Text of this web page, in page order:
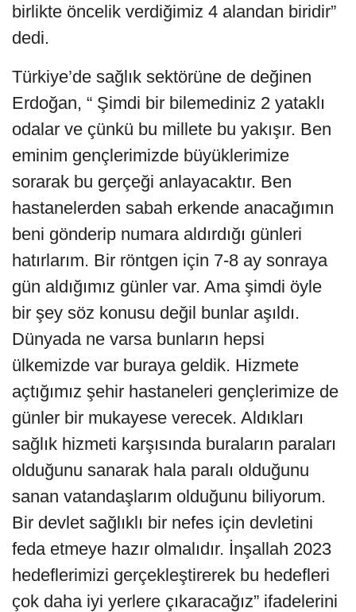
birlikte öncelik verdiğimiz 4 alandan biridir”
dedi.
Türkiye’de sağlık sektörüne de değinen
Erdoğan, “ Şimdi bir bilemediniz 2 yataklı
odalar ve çünkü bu millete bu yakışır. Ben
eminim gençlerimizde büyüklerimize
sorarak bu gerçeği anlayacaktır. Ben
hastanelerden sabah erkende anacağımın
beni gönderip numara aldırdığı günleri
hatırlarım. Bir röntgen için 7-8 ay sonraya
gün aldığımız günler var. Ama şimdi öyle
bir şey söz konusu değil bunlar aşıldı.
Dünyada ne varsa bunların hepsi
ülkemizde var buraya geldik. Hizmete
açtığımız şehir hastaneleri gençlerimize de
günler bir mukayese verecek. Aldıkları
sağlık hizmeti karşısında buraların paraları
olduğunu sanarak hala paralı olduğunu
sanan vatandaşlarım olduğunu biliyorum.
Bir devlet sağlıklı bir nefes için devletini
feda etmeye hazır olmalıdır. İnşallah 2023
hedeflerimizi gerçekleştirerek bu hedefleri
çok daha iyi yerlere çıkaracağız” ifadelerini